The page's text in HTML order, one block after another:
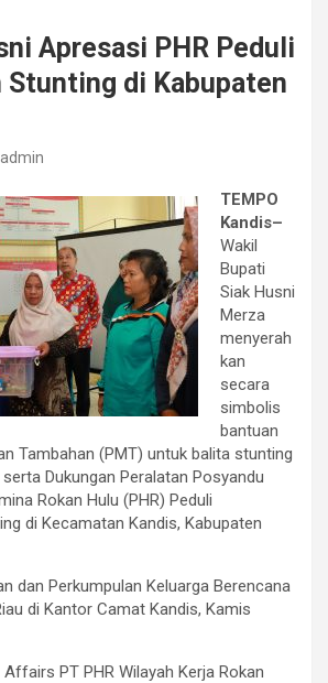
Apresasi PHR Peduli
Stunting di Kabupaten
admin
TEMPO
Kandis–
Wakil
Bupati
Siak Husni
Merza
menyerah
kan
secara
simbolis
bantuan
Tambahan (PMT) untuk balita stunting
Dukungan Peralatan Posyandu
Rokan Hulu (PHR) Peduli
di Kecamatan Kandis, Kabupaten
dan Perkumpulan Keluarga Berencana
di Kantor Camat Kandis, Kamis
PT PHR Wilayah Kerja Rokan